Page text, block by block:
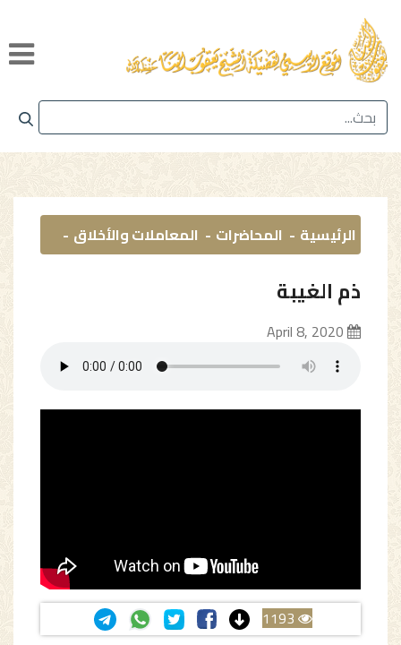
الرئيسية المحاضرات المعاملات والأخلاق
ذم الغيبة